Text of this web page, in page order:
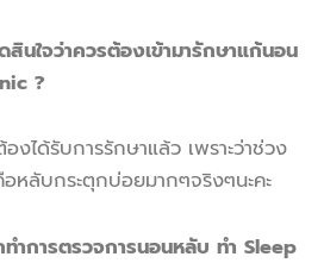
นใจว่าควรต้องเข้ามารักษาแก้นอน
?
งได้รับการรักษาแล้ว เพราะว่าช่วง
หลับกระตุกบ่อยมากๆจริงๆนะคะ
ำการตรวจการนอนหลับ ทำ Sleep